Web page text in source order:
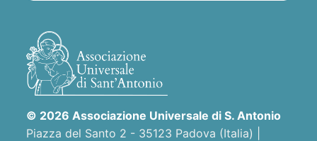
© 2026 Associazione Universale di S. Antonio
Piazza del Santo 2 - 35123 Padova (Italia) |